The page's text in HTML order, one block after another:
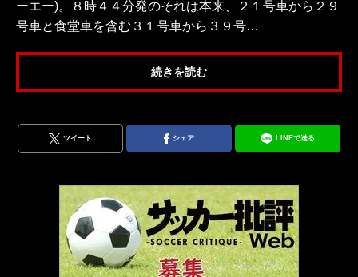
ーエー)。８時４４分発のそれは本来、２１号車から２９
号車と食堂車を含む３１号車から３９号…
続きを読む
ツイート シェア LINEで送る